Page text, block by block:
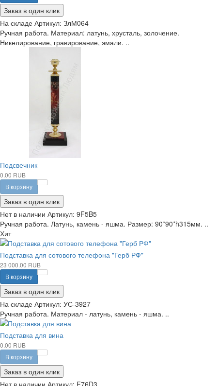
Заказ в один клик
На складе Артикул: ЗлМ064
Ручная работа. Материал: латунь, хрусталь, золочение.
Никелирование, гравирование, эмали. ..
Подсвечник
0.00 RUB
В корзину
Заказ в один клик
Нет в наличии Артикул: 9F5B5
Ручная работа. Латунь, камень - яшма. Размер: 90*90*h315мм. ..
Хит
Подставка для сотового телефона "Герб РФ"
23 000.00 RUB
В корзину
Заказ в один клик
На складе Артикул: УС-3927
Ручная работа. Материал - латунь, камень - яшма. ..
Подставка для вина
0.00 RUB
В корзину
Заказ в один клик
Нет в наличии Артикул: F76D3